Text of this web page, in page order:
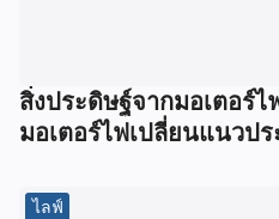
สิ่งประดิษฐ์จากมอเตอร์
มอเตอร์ไฟเปลี่ยนแนวปร
ไลฟ์